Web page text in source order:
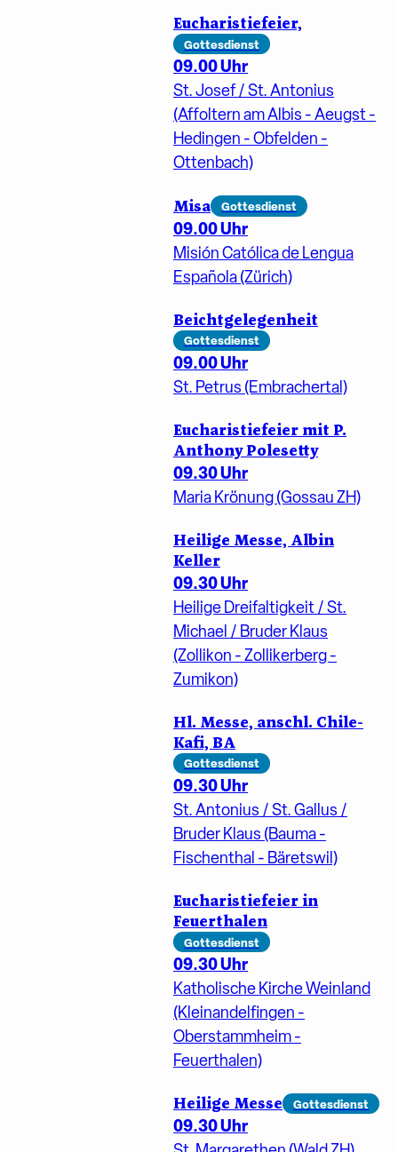
Eucharistiefeier,
Gottesdienst
09.00 Uhr
St. Josef / St. Antonius
(Affoltern am Albis - Aeugst -
Hedingen - Obfelden -
Ottenbach)
Misa Gottesdienst
09.00 Uhr
Misión Católica de Lengua
Española (Zürich)
Beichtgelegenheit
Gottesdienst
09.00 Uhr
St. Petrus (Embrachertal)
Eucharistiefeier mit P.
Anthony Polesetty
09.30 Uhr
Maria Krönung (Gossau ZH)
Heilige Messe, Albin
Keller
09.30 Uhr
Heilige Dreifaltigkeit / St.
Michael / Bruder Klaus
(Zollikon - Zollikerberg -
Zumikon)
Hl. Messe, anschl. Chile-
Kafi, BA
Gottesdienst
09.30 Uhr
St. Antonius / St. Gallus /
Bruder Klaus (Bauma -
Fischenthal - Bäretswil)
Eucharistiefeier in
Feuerthalen
Gottesdienst
09.30 Uhr
Katholische Kirche Weinland
(Kleinandelfingen -
Oberstammheim -
Feuerthalen)
Heilige Messe Gottesdienst
09.30 Uhr